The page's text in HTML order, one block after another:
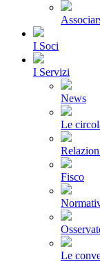
I Soci
I Servizi
News
Le
Fisco
Le